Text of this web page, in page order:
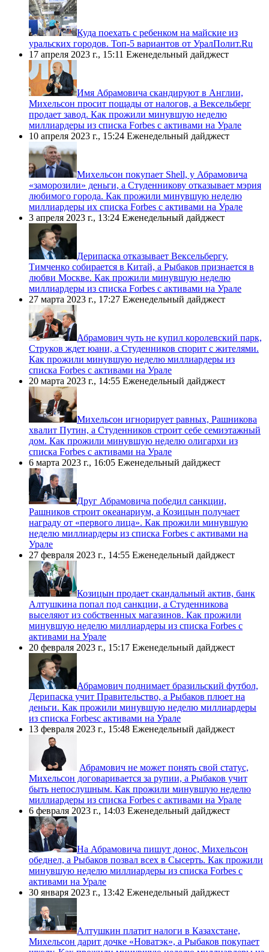
​Куда поехать с ребенком на майские из
уральских городов. Топ-5 вариантов от УралПолит.Ru
17 апреля 2023 г., 15:11 Еженедельный дайджест
​Имя Абрамовича скандируют в Англии,
Михельсон просит пощады от налогов, а Вексельберг
продает завод. Как прожили минувшую неделю
миллиардеры из списка Forbes с активами на Урале
10 апреля 2023 г., 15:24 Еженедельный дайджест
​Михельсон покупает Shell, у Абрамовича
«заморозили» деньги, а Студенникову отказывает мэрия
любимого города. Как прожили минувшую неделю
миллиардеры их списка Forbes с активами на Урале
3 апреля 2023 г., 13:24 Еженедельный дайджест
​Дерипаска отказывает Вексельбергу,
Тимченко собирается в Китай, а Рыбаков признается в
любви Москве. Как прожили минувшую неделю
миллиардеры из списка Forbes с активами на Урале
27 марта 2023 г., 17:27 Еженедельный дайджест
​Абрамович чуть не купил королевский парк,
Струков ждет юани, а Студенников спорит с жителями.
Как прожили минувшую неделю миллиардеры из
списка Forbes c активами на Урале
20 марта 2023 г., 14:55 Еженедельный дайджест
​Михельсон игнорирует равных, Рашникова
хвалит Путин, а Студенников строит себе семиэтажный
дом. Как прожили минувшую неделю олигархи из
списка Forbes с активами на Урале
6 марта 2023 г., 16:05 Еженедельный дайджест
​Друг Абрамовича победил санкции,
Рашников строит океанариум, а Козицын получает
награду от «первого лица». Как прожили минувшую
неделю миллиардеры из списка Forbes с активами на
Урале
27 февраля 2023 г., 14:55 Еженедельный дайджест
​Козицын продает скандальный актив, банк
Алтушкина попал под санкции, а Студенникова
выселяют из собственных магазинов. Как прожили
минувшую неделю миллиардеры из списка Forbes с
активами на Урале
20 февраля 2023 г., 15:17 Еженедельный дайджест
​Абрамович поднимает бразильский футбол,
Дерипаска учит Правительство, а Рыбаков плюет на
деньги. Как прожили минувшую неделю миллиардеры
из списка Forbesс активами на Урале
13 февраля 2023 г., 15:48 Еженедельный дайджест
Абрамович не может понять свой статус,
Михельсон договаривается за рупии, а Рыбаков учит
быть непослушным. Как прожили минувшую неделю
миллиардеры из списка Forbes c активами на Урале
6 февраля 2023 г., 14:03 Еженедельный дайджест
​На Абрамовича пишут донос, Михельсон
обеднел, а Рыбаков позвал всех в Сысерть. Как прожили
минувшую неделю миллиардеры из списка Forbes с
активами на Урале
30 января 2023 г., 13:42 Еженедельный дайджест
​Алтушкин платит налоги в Казахстане,
Михельсон дарит дочке «Новатэк», а Рыбаков покупает